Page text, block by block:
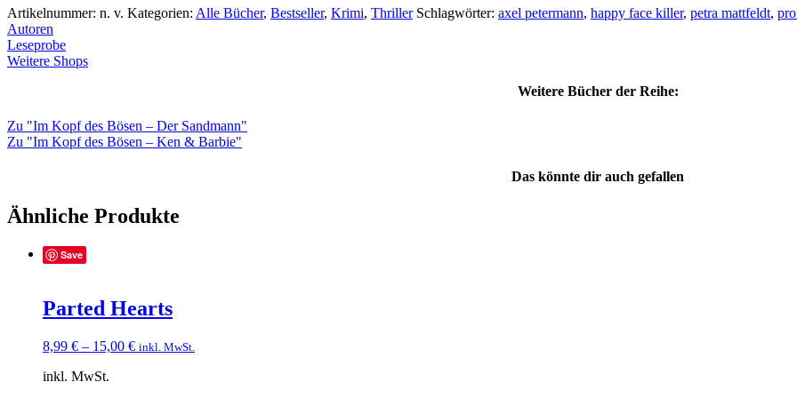
Bösen
–
Der
Happy
Face
Artikelnummer: n. v. Kategorien: Alle Bücher, Bestseller, Krimi, Thriller Schlagwörter: axel petermann, happy face killer, petra mattfeldt,
Autoren
Leseprobe
Weitere Shops
Weitere Bücher der Reihe:
Zu "Im Kopf des Bösen – Der Sandmann"
Zu "Im Kopf des Bösen – Ken & Barbie"
Das könnte dir auch gefallen
Ähnliche Produkte
Save
Parted Hearts
8,99 € – 15,00 € inkl. MwSt.
inkl. MwSt.